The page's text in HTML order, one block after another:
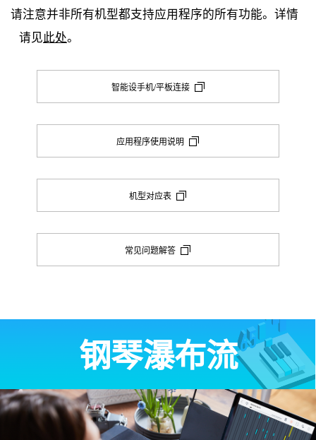
请注意并非所有机型都支持应用程序的所有功能。详情
请见此处。
智能设手机/平板连接
应用程序使用说明
机型对应表
常见问题解答
钢琴瀑布流